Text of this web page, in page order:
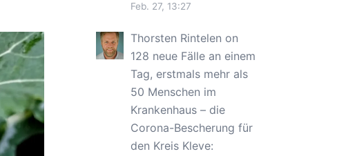
Feb. 27, 13:27
Thorsten Rintelen on
128 neue Fälle an einem
Tag, erstmals mehr als
50 Menschen im
Krankenhaus – die
Corona-Bescherung für
den Kreis Kleve: